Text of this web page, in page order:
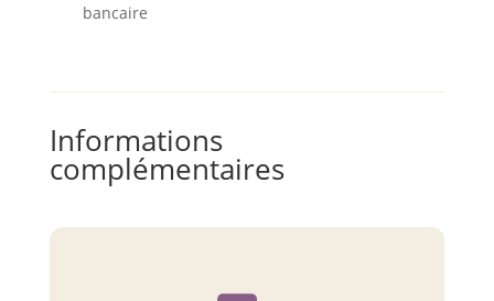
bancaire
Informations
complémentaires